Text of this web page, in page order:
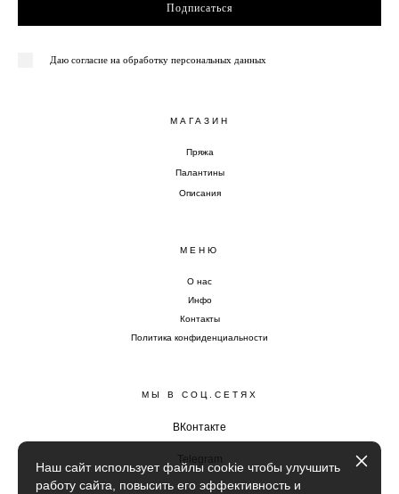
Подписаться
Даю согласие на обработку персональных данных
МАГАЗИН
Пряжа
Палантины
Описания
МЕНЮ
О нас
Инфо
Контакты
Политика конфиденциальности
МЫ В СОЦ.СЕТЯХ
ВКонтакте
Telegram
Наш сайт использует файлы cookie чтобы улучшить
работу сайта, повысить его эффективность и